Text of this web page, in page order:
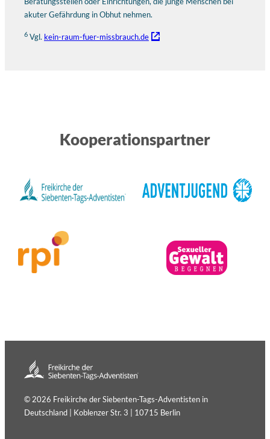
akuter Gefährdung in Obhut nehmen.
6 Vgl. kein-raum-fuer-missbrauch.de
Kooperationspartner
© 2026 Freikirche der Siebenten-Tags-Adventisten in
Deutschland | Koblenzer Str. 3 | 10715 Berlin